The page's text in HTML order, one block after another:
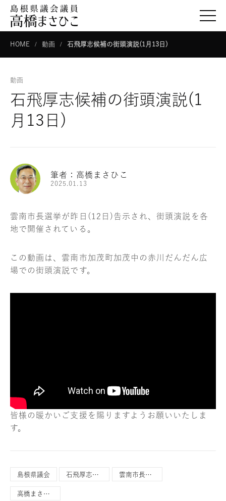
HOME 動画 石飛厚志候補の街頭演説(1月13日)
動画
石飛厚志候補の街頭演説(1
月13日)
筆者：高橋まさひこ
2025.01.13
雲南市長選挙が昨日(12日)告示され、街頭演説を各
地で開催されている。
この動画は、雲南市加茂町加茂中の赤川だんだん広
場での街頭演説です。
皆様の暖かいご支援を賜りますようお願いいたしま
す。
島根県議会 石飛厚志候補 雲南市長選挙
高橋まさひこ